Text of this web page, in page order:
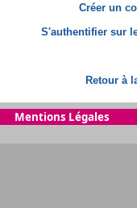
Créer un
S'authentifier sur
Retour à
Mentions Légales